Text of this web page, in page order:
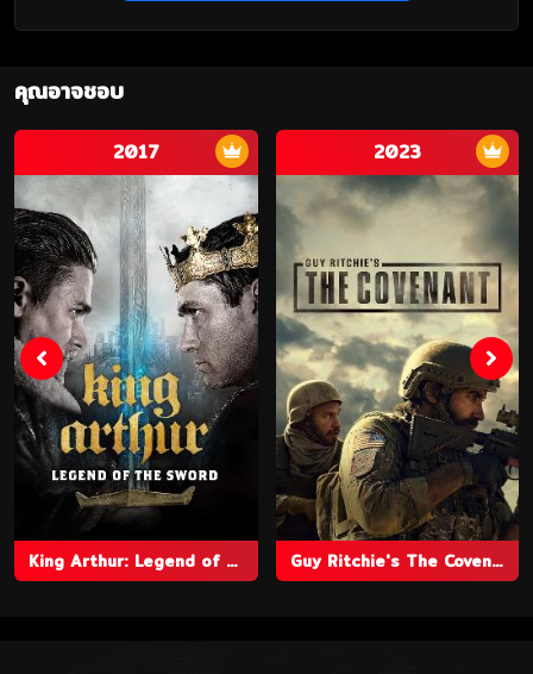
คุณอาจชอบ
2017
King Arthur: Legend of the Sword
2023
Guy Ritchie's The Covenant